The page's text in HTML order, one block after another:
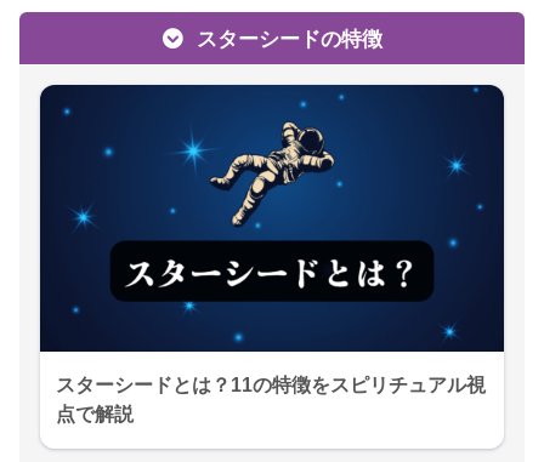
スターシードの特徴
スターシードとは？11の特徴をスピリチュアル視
点で解説